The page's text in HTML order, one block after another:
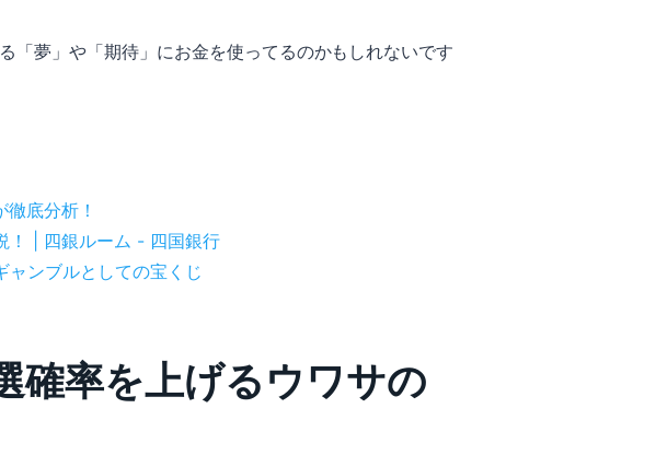
「夢」や「期待」にお金を使ってるのかもしれないです
底分析！
！ | 四銀ルーム - 四国銀行
ャンブルとしての宝くじ
確率を上げるウワサの